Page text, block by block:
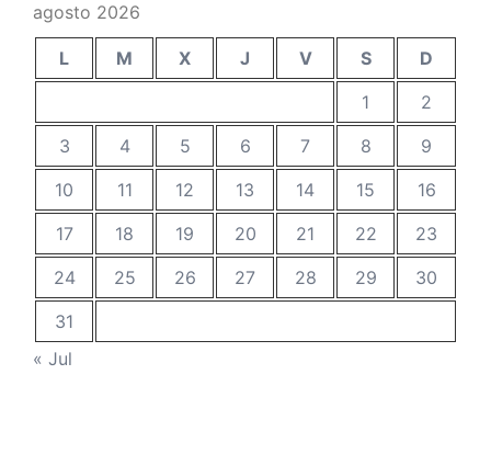
agosto 2026
L M X J V S
D
1
2
3
4 5 6 7 8
9
10
11 12 13 14 15
16
17
18 19 20 21 22
23
24
25 26 27 28 29
30
31
« Jul